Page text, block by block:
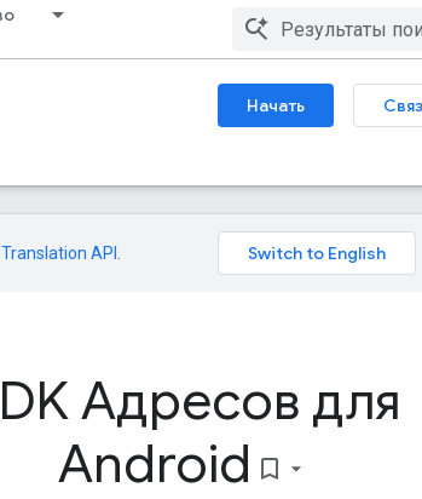
Начать
API
Адресов для
Android bookmark_border